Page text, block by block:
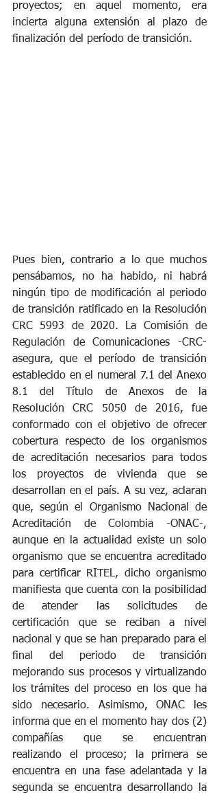
proyectos; en aquel momento, era
incierta alguna extensión al plazo de
finalización del período de transición.
Pues bien, contrario a lo que muchos
pensábamos, no ha habido, ni habrá
ningún tipo de modificación al periodo
de transición ratificado en la Resolución
CRC 5993 de 2020. La Comisión de
Regulación de Comunicaciones -CRC-
asegura, que el período de transición
establecido en el numeral 7.1 del Anexo
8.1 del Título de Anexos de la
Resolución CRC 5050 de 2016, fue
conformado con el objetivo de ofrecer
cobertura respecto de los organismos
de acreditación necesarios para todos
los proyectos de vivienda que se
desarrollan en el país. A su vez, aclaran
que, según el Organismo Nacional de
Acreditación de Colombia -ONAC-,
aunque en la actualidad existe un solo
organismo que se encuentra acreditado
para certificar RITEL, dicho organismo
manifiesta que cuenta con la posibilidad
de atender las solicitudes de
certificación que se reciban a nivel
nacional y que se han preparado para el
final del periodo de transición
mejorando sus procesos y virtualizando
los trámites del proceso en los que ha
sido necesario. Asimismo, ONAC les
informa que en el momento hay dos (2)
compañías que se encuentran
realizando el proceso; la primera se
encuentra en una fase adelantada y la
segunda se encuentra desarrollando la